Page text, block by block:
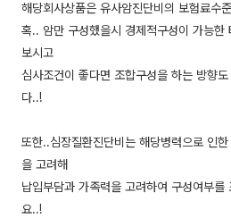
해당회사상품은 유사암진단비의 보험료수
혹.. 암만 구성했을시 경제적구성이 가능한
보시고
심사조건이 좋다면 조합구성을 하는 방향
다..!
또한..심장질환진단비는 해당병력으로 인
을 고려해
납입부담과 가족력을 고려하여 구성여부
요..!